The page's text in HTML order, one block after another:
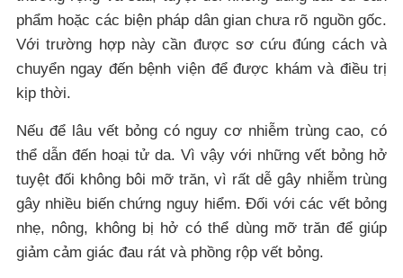
phẩm hoặc các biện pháp dân gian chưa rõ nguồn gốc.
Với trường hợp này cần được sơ cứu đúng cách và
chuyển ngay đến bệnh viện để được khám và điều trị
kịp thời.
Nếu để lâu vết bỏng có nguy cơ nhiễm trùng cao, có
thể dẫn đến hoại tử da. Vì vậy với những vết bỏng hở
tuyệt đối không bôi mỡ trăn, vì rất dễ gây nhiễm trùng
gây nhiều biến chứng nguy hiểm. Đối với các vết bỏng
nhẹ, nông, không bị hở có thể dùng mỡ trăn để giúp
giảm cảm giác đau rát và phồng rộp vết bỏng.